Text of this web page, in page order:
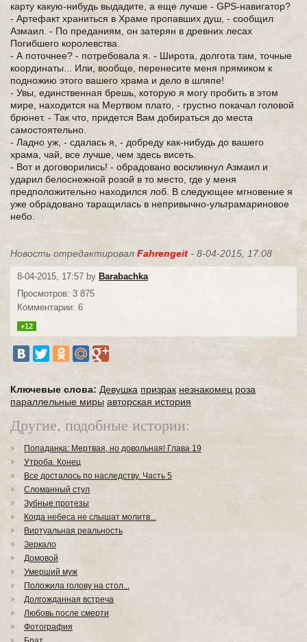
карту какую-нибудь выдадите, а еще лучше - GPS-навигатор?
- Артефакт храниться в Храме пропавших душ, - сообщил
Азмаил. - По преданиям, он затерян в древних лесах
Погибшего королевства.
- А поточнее? - потребовала я. - Широта, долгота там, точные
координаты... Или, вообще, перенесите меня прямиком к
подножию этого вашего храма и дело в шляпе!
- Увы, единственная брешь, которую я могу пробить в этом
мире, находится на Мертвом плато, - грустно покачал головой
брюнет. - Так что, придется Вам добираться до места
самостоятельно.
- Ладно уж, - сдалась я, - добреду как-нибудь до вашего
храма, чай, все лучше, чем здесь висеть.
- Вот и договорились! - обрадовано воскликнул Азмаил и
ударил белоснежной розой в то место, где у меня
предположительно находился лоб. В следующее мгновение я
уже обрадовано таращилась в непривычно-ультрамариновое
небо.
Новость отредактировал Fahrengeit - 8-04-2015, 17:08
8-04-2015, 17:57 by Barabachka
Просмотров: 3 875
Комментарии: 6
+12
Ключевые слова: Девушка призрак незнакомец роза
параллельные миры авторская история
Другие, подобные истории:
Попаданка: Мертвая, но довольная! Глава 19
Утроба. Конец
Все досталось по наследству. Часть 5
Сломанный стул
Зубные протезы
Когда небеса не слышат молитв...
Виртуальная реальность
Зеркало
Домовой
Умерший муж
Положила голову на стол...
Долгожданная встреча
Любовь после смерти
Фотография